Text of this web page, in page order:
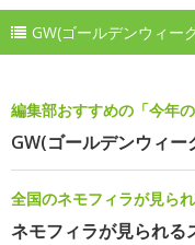
GW(ゴールデンウィー
編集部おすすめの「今年
GW(ゴールデンウィ
全国のネモフィラが見ら
ネモフィラが見られる